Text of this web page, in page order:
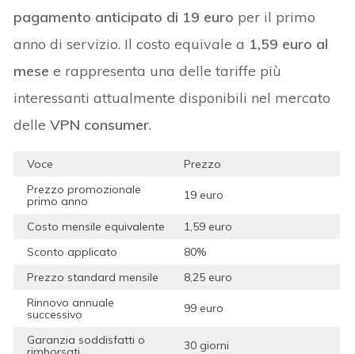
pagamento anticipato di 19 euro per il primo
anno di servizio. Il costo equivale a 1,59 euro al
mese e rappresenta una delle tariffe più
interessanti attualmente disponibili nel mercato
delleVPN consumer.
Voce
Prezzo
Prezzo promozionale
primo anno
19 euro
Costo mensile equivalente
1,59 euro
Sconto applicato
80%
Prezzo standard mensile
8,25 euro
Rinnovo annuale
successivo
99 euro
Garanzia soddisfatti o
30 giorni